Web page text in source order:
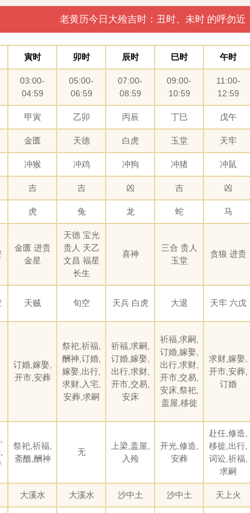
老黄历今日大殓吉时：丑时、未时 的呼勿近
寅时 卯时 辰时 巳时 午时
03:00-
04:59
05:00-
06:59
07:00-
08:59
09:00-
10:59
11:00-
12:59
甲寅 乙卯 丙辰 丁巳 戊午
金匮 天德 白虎 玉堂 天牢
冲猴 冲鸡 冲狗 冲猪 冲鼠
吉 吉 凶 吉 凶
虎 兔 龙 蛇 马
金匮 进贵
金星
天德 宝光
贵人 天乙
文昌 福星
长生
喜神
三合 贵人
玉堂
贪狼 进贵
天贼 旬空 天兵 白虎 大退 天牢 六戊
订婚,嫁娶,
开市,安葬
祭祀,祈福,
酬神,订婚,
嫁娶,出行,
求财,入宅,
安葬,求嗣
祈福,求嗣,
订婚,嫁娶,
出行,求财,
开市,交易,
安床
祈福,求嗣,
订婚,嫁娶,
出行,求财,
开市,交易,
安床,祭祀,
盖屋,移徙
求财,嫁娶,
开市,安葬,
订婚
祭祀,祈福,
斋醮,酬神
无
上梁,盖屋,
入殓
开光,修造,
安葬
赴任,修造,
移徙,出行,
词讼,祈福,
求嗣
大溪水 大溪水 沙中土 沙中土 天上火